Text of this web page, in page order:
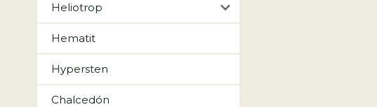
Heliotrop
Hematit
Hypersten
Chalcedón